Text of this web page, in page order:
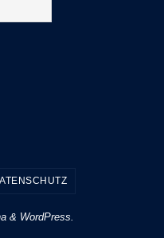
& WordPress.